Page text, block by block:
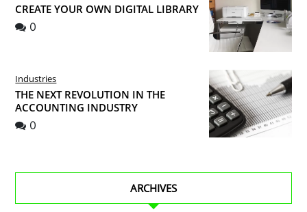
CREATE YOUR OWN DIGITAL LIBRARY
0
Industries
THE NEXT REVOLUTION IN THE
ACCOUNTING INDUSTRY
0
ARCHIVES